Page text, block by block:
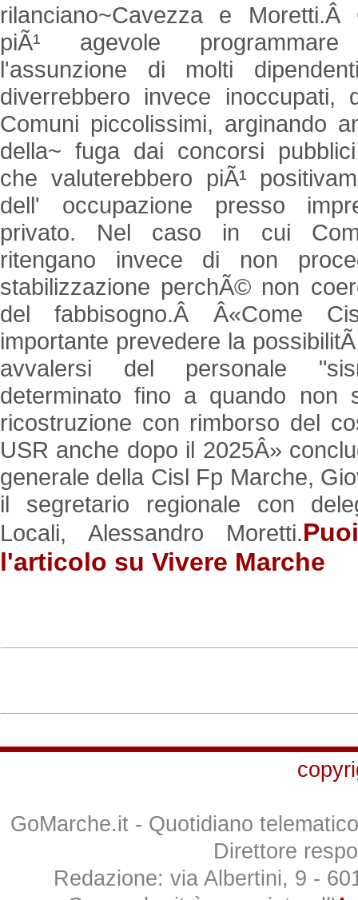
rilanciano~Cavezza e Moretti.Â
piÃ¹ agevole
l'assunzione di molti
diverrebbero invece inoccupati,
Comuni piccolissimi, arginando
della~ fuga dai concorsi
che valuterebbero piÃ¹
dell' occupazione presso
privato. Nel caso in cui
ritengano invece di non
stabilizzazione perchÃ© non
del fabbisogno.Â Â«Come
importante prevedere la
avvalersi del personale
determinato fino a quando
ricostruzione con rimborso del
USR anche dopo il 2025Â»
generale della Cisl Fp Marche,
il segretario regionale con
Locali, Alessandro Moretti.
l'articolo su Vivere Marche
GoMarche.it - Quotidiano
Direttore
Redazione: via Albertini, 9 -